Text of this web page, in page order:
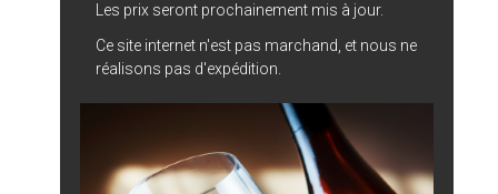
Les prix seront prochainement mis à jour.
Ce site internet n'est pas marchand, et nous ne
réalisons pas d'expédition.